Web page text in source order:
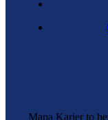
Mapa Karier to